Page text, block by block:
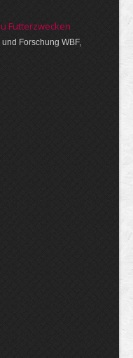
Futterzwecken
Forschung WBF,